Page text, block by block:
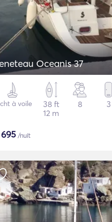
Oceanis 37
à voile
38 ft
12 m
8 3
695 /nuit